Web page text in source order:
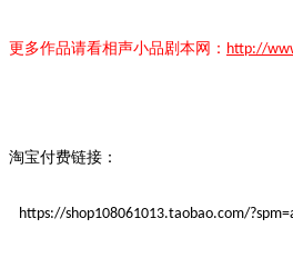
更多作品请看相声小品剧本网： http://
淘宝付费链接：
https://shop108061013.taobao.com/